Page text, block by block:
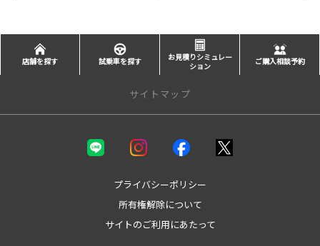
店舗を探す 試乗車を探す
お見積りシミュレー
ション
ご購入相談予約
サイトマップ
プライバシーポリシー
所有権解除について
サイトのご利用にあたって